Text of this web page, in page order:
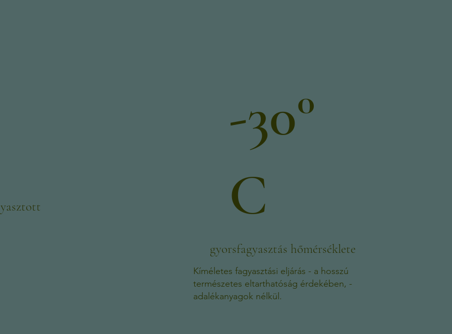
-30°
C
gyorsfagyasztás hőmérséklete
Kíméletes fagyasztási eljárás - a hosszú
természetes eltarthatóság érdekében, -
adalékanyagok nélkül.